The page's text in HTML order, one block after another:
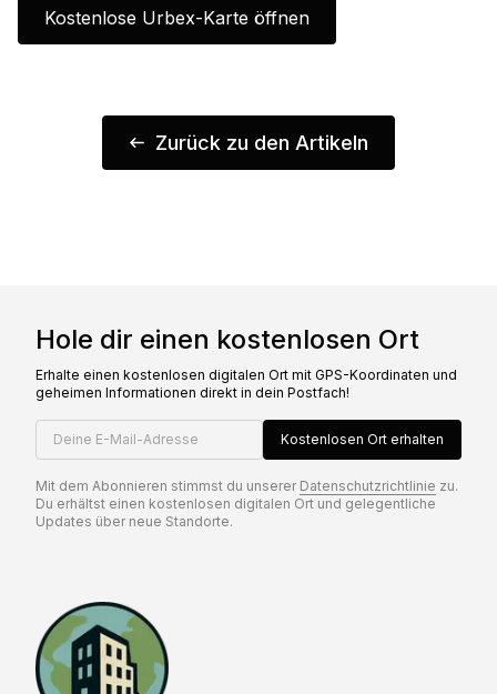
Kostenlose Urbex-Karte öffnen
Zurück zu den Artikeln
Hole dir einen kostenlosen Ort
Erhalte einen kostenlosen digitalen Ort mit GPS-Koordinaten und
geheimen Informationen direkt in dein Postfach!
Deine E-Mail-Adresse Kostenlosen Ort erhalten
Mit dem Abonnieren stimmst du unserer Datenschutzrichtlinie zu.
Du erhältst einen kostenlosen digitalen Ort und gelegentliche
Updates über neue Standorte.